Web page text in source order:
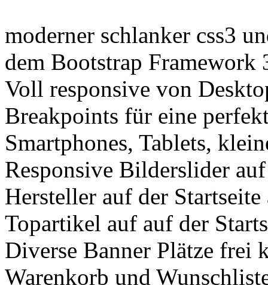
moderner schlanker css3
dem Bootstrap Framework
Voll responsive von
Breakpoints für eine
Smartphones, Tablets,
Responsive Bilderslider
Hersteller auf der
Topartikel auf auf der
Diverse Banner Plätze frei
Warenkorb und